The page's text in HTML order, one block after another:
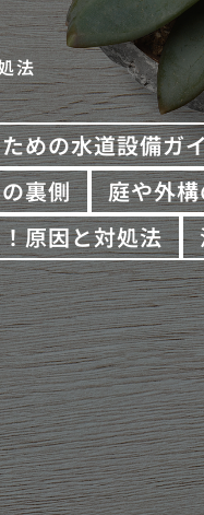
法
めの水道設備ガ
裏側
庭や外
原因と対処法